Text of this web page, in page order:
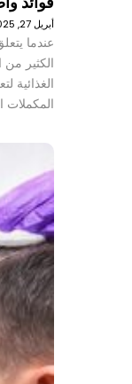
أبريل 27, 2025
عندما
الكثير
الغذائية
المكملات